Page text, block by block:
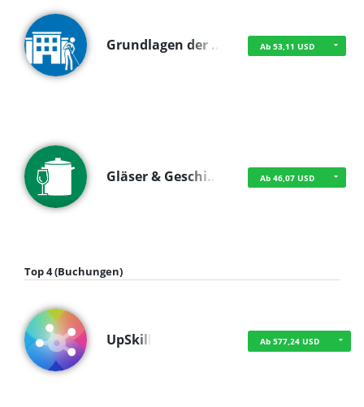
Grundlagen der … Ab 53,11 USD
Gläser & Geschi… Ab 46,07 USD
Top 4 (Buchungen)
UpSkill Ab 577,24 USD